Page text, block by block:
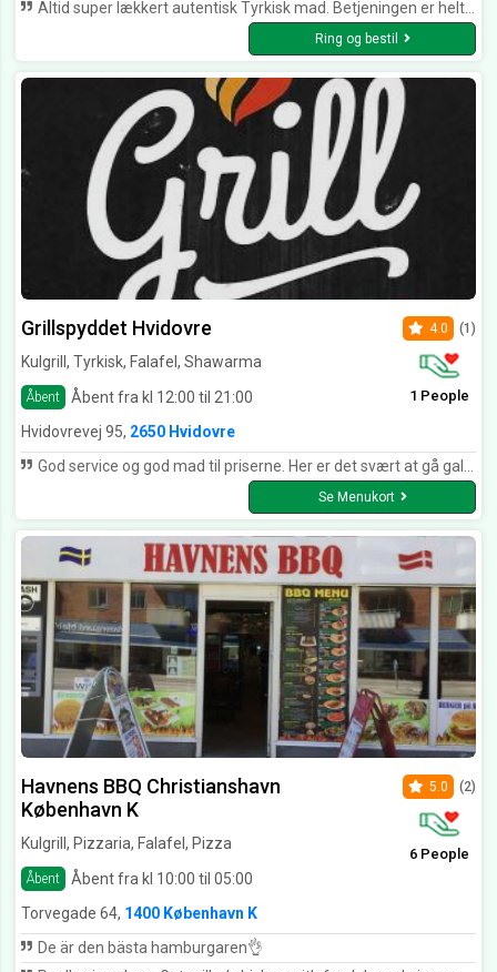
Altid super lækkert autentisk Tyrkisk mad. Betjeningen er helt i top, så søde og hjælpsomme. Kan anbefales.
Ring og bestil
Grillspyddet Hvidovre
Kulgrill, Tyrkisk, Falafel, Shawarma
Åbent Åbent fra kl 12:00 til 21:00
4.0 (1)
1 People
Hvidovrevej 95, 2650 Hvidovre
God service og god mad til priserne. Her er det svært at gå galt i byen. Både pitabrød og durumbrød er hjemmelavet og det kan tydeligt smages. Du får altså en durum der er stor nok til at smadre bedstemor af stolen! Og så kan man ikke sætte en finger på kvaliteten. Det er autentisk tyrkisk mad så det batter, tyrkisk ekmek pizza, spyd, anatolien. Et stykke af Tyrkiet i Hvidovre Det har dog det ene problem at der kan være inkonsistens i maden.. Nogle gange er det sprøde lækre pomfritter og sprødt ekmek, andre gange vådt brød og bløde pomfritter, ellers havde det fortjent 5 stjerner
Se Menukort
Havnens BBQ Christianshavn
København K
Kulgrill, Pizzaria, Falafel, Pizza
Åbent Åbent fra kl 10:00 til 05:00
5.0 (2)
6 People
Torvegade 64, 1400 København K
De är den bästa hamburgaren👌